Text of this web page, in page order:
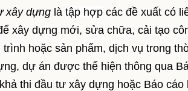
xây dựng là tập hợp các đề xuất có
xây dựng mới, sửa chữa, cải tạo
hoặc sản phẩm, dịch vụ trong
dự án được thể hiện thông qua
thi đầu tư xây dựng hoặc Báo